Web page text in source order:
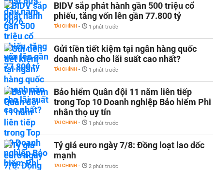
BIDV sắp phát hành gần 500 triệu cổ
phiếu, tăng vốn lên gần 77.800 tỷ
TÀI CHÍNH - 1 phút trước
Gửi tiền tiết kiệm tại ngân hàng quốc
doanh nào cho lãi suất cao nhất?
TÀI CHÍNH - 1 phút trước
Bảo hiểm Quân đội 11 năm liên tiếp
trong Top 10 Doanh nghiệp Bảo hiểm Phi
nhân thọ uy tín
TÀI CHÍNH - 1 phút trước
Tỷ giá euro ngày 7/8: Đồng loạt lao dốc
mạnh
TÀI CHÍNH - 2 phút trước